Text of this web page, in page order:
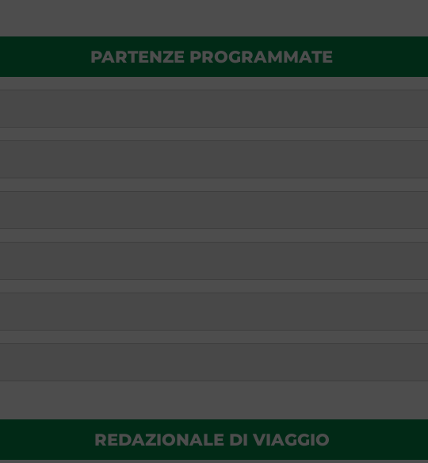
PARTENZE PROGRAMMATE
REDAZIONALE DI VIAGGIO